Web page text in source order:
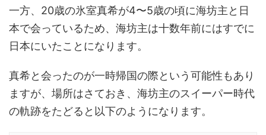
一方、20歳の氷室真希が4〜5歳の頃に海坊主と日
本で会っているため、海坊主は十数年前にはすでに
日本にいたことになります。
真希と会ったのが一時帰国の際という可能性もあり
ますが、場所はさておき、海坊主のスイーパー時代
の軌跡をたどると以下のようになります。